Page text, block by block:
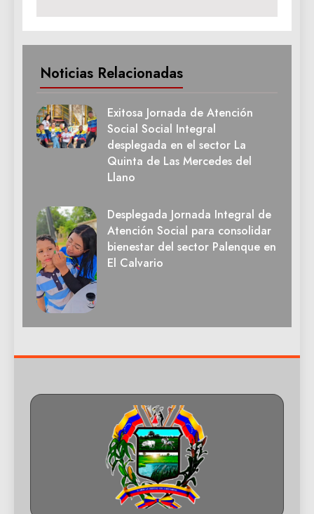
Noticias Relacionadas
Exitosa Jornada de Atención
Social Social Integral
desplegada en el sector La
Quinta de Las Mercedes del
Llano
Desplegada Jornada Integral de
Atención Social para consolidar
bienestar del sector Palenque en
El Calvario